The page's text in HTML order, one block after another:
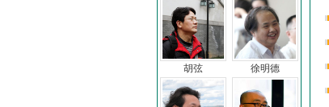
胡弦 徐明德